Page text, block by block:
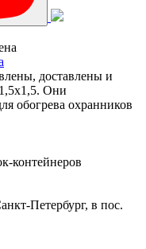
доставлены и
Они
обогрева охранников
контейнеров
Петербург, в пос.